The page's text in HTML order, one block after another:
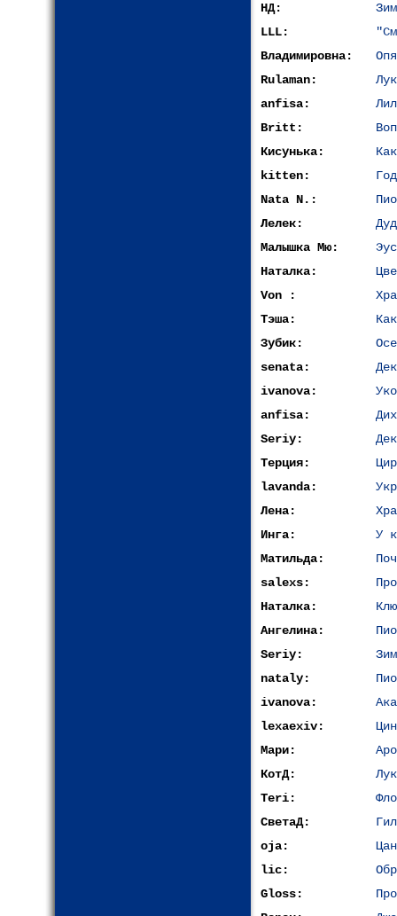
НД:
LLL:
Владимировна:
Rulaman:
anfisa:
Britt:
Кисунька:
kitten:
Nata N.:
Лелек:
Малышка Мю:
Наталка:
Von :
Тэша:
Зубик:
senata:
ivanova:
anfisa:
Seriy:
Терция:
lavanda:
Лена:
Инга:
У
Матильда:
salexs:
Наталка:
Ангелина:
Seriy:
nataly:
ivanova:
lexaexiv:
Мари:
КотД:
Teri:
СветаД:
oja:
lic:
Gloss: